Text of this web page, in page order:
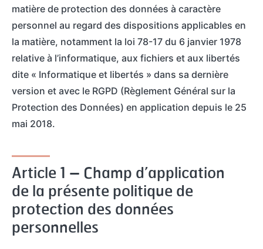
matière de protection des données à caractère
personnel au regard des dispositions applicables en
la matière, notamment la loi 78-17 du 6 janvier 1978
relative à l’informatique, aux fichiers et aux libertés
dite « Informatique et libertés » dans sa dernière
version et avec le RGPD (Règlement Général sur la
Protection des Données) en application depuis le 25
mai 2018.
Article 1 – Champ d’application
de la présente politique de
protection des données
personnelles